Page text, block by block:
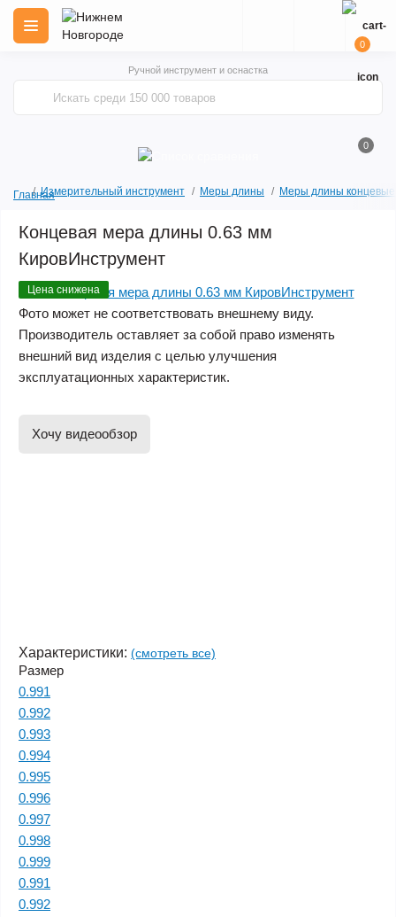
Ручной инструмент и оснастка
0
0
ГлавнаяИзмерительный инструмент Меры длины Меры длины
Концевая мера длины 0.63 мм
КировИнструмент
Цена снижена
Фото может не соответствовать внешнему виду.
Производитель оставляет за собой право изменять
внешний вид изделия с целью улучшения
эксплуатационных характеристик.
Хочу видеообзор
Характеристики: (смотреть все)
Размер
0.991
0.992
0.993
0.994
0.995
0.996
0.997
0.998
0.999
0.991
0.992